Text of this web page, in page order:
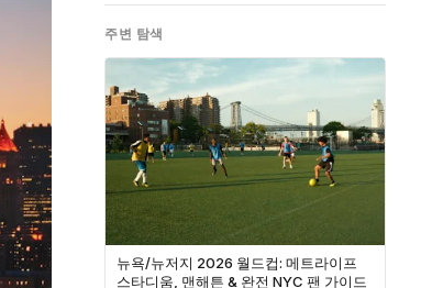
주변 탐색
뉴욕/뉴저지 2026 월드컵: 메트라이프
스타디움, 맨해튼 & 완전 NYC 팬 가이드